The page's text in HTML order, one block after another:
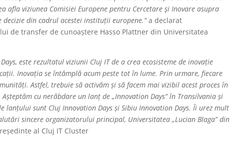
afla viziunea Comisiei Europene pentru Cercetare şi Inovare asupra
din cadrul acestei instituții europene.”a declarat
de transfer de cunoaștere Hasso Plattner din Universitatea
este rezultatul viziunii Cluj IT de a crea ecosisteme de inovație
Inovația se întâmplă acum peste tot în lume. Prin urmare, fiecare
Astfel, trebuie să activăm și să facem mai vizibil acest proces în
cu nerăbdare un lanț de „Innovation Days” în Transilvania și
lanțului sunt Cluj Innovation Days și Sibiu Innovation Days. Îi urez mult
sincere organizatorului principal, Universitatea „Lucian Blaga” din
al Cluj IT Cluster